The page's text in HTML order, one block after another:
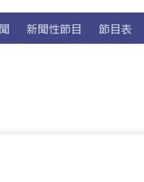
新聞性節目 節目表